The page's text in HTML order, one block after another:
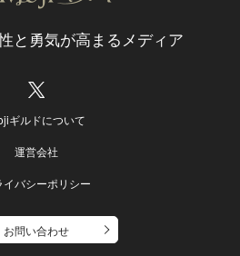
と 勇気が高まるメディア
ギルドについて
運営会社
イバシーポリシー
お問い合わせ